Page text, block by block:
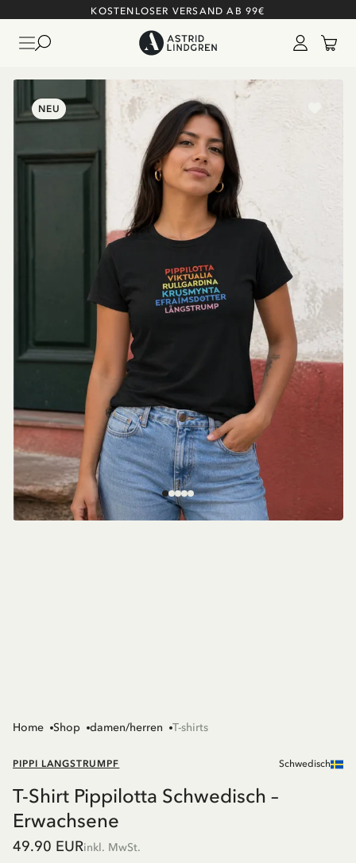
KOSTENLOSER VERSAND AB 99€
NEU
Home Shop damen/herren T-shirts
PIPPI LANGSTRUMPF Schwedisch
T-Shirt Pippilotta Schwedisch –
Erwachsene
49.90 EURinkl. MwSt.